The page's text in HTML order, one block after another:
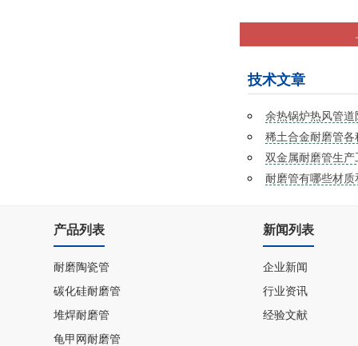
技术文章
余热锅炉热风管
稀土合金耐磨管
双金属耐磨管生
耐磨管有哪些材质
产品列表
耐磨陶瓷管
碳化硅耐磨管
堆焊耐磨管
龟甲网耐磨管
新闻列表
企业新闻
行业资讯
经验文献